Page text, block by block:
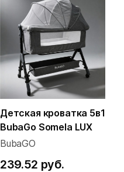
Детская кроватка 5в1
BubaGo Somela LUX
BubaGO
239.52 руб.